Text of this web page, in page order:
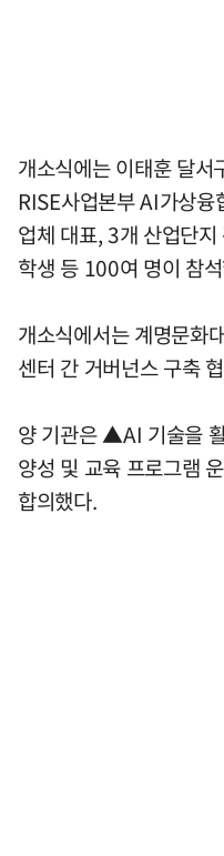
개소식에는 이태훈 달서
RISE사업본부 AI가상
업체 대표, 3개 산업단
학생 등 100여 명이 참
개소식에서는 계명문화
센터 간 거버넌스 구축
양 기관은 ▲AI 기술을
양성 및 교육 프로그램
합의했다.